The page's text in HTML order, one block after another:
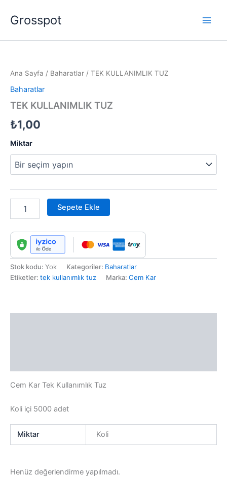
atlaGrosspot
Ana Sayfa / Baharatlar / TEK KULLANIMLIK TUZ
Baharatlar
TEK KULLANIMLIK TUZ
₺1,00
Miktar
adet
Sepete Ekle
Stok kodu: Yok Kategoriler: Baharatlar
Etiketler: tek kullanımlık tuz Marka: Cem Kar
Cem Kar Tek Kullanımlık Tuz
Koli içi 5000 adet
Miktar Koli
Henüz değerlendirme yapılmadı.